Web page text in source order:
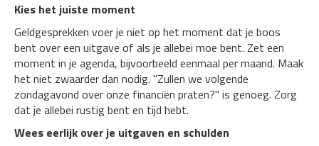
Kies het juiste moment
Geldgesprekken voer je niet op het moment dat je boos
bent over een uitgave of als je allebei moe bent. Zet een
moment in je agenda, bijvoorbeeld eenmaal per maand. Maak
het niet zwaarder dan nodig. "Zullen we volgende
zondagavond over onze financiën praten?" is genoeg. Zorg
dat je allebei rustig bent en tijd hebt.
Wees eerlijk over je uitgaven en schulden